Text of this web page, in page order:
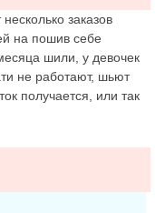
заказов
на пошив себе
шили, у девочек
не работают, шьют
получается, или так